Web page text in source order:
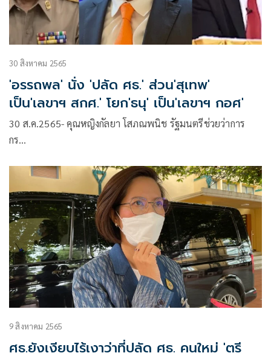
30 สิงหาคม 2565
'อรรถพล' นั่ง 'ปลัด ศธ.' ส่วน'สุเทพ'
เป็น'เลขาฯ สกศ.' โยก'ธนุ' เป็น'เลขาฯ กอศ'
30 ส.ค.2565- คุณหญิงกัลยา โสภณพนิช รัฐมนตรีช่วยว่าการ
กร…
9 สิงหาคม 2565
ศธ.ยังเงียบไร้เงาว่าที่ปลัด ศธ. คนใหม่ 'ตรี